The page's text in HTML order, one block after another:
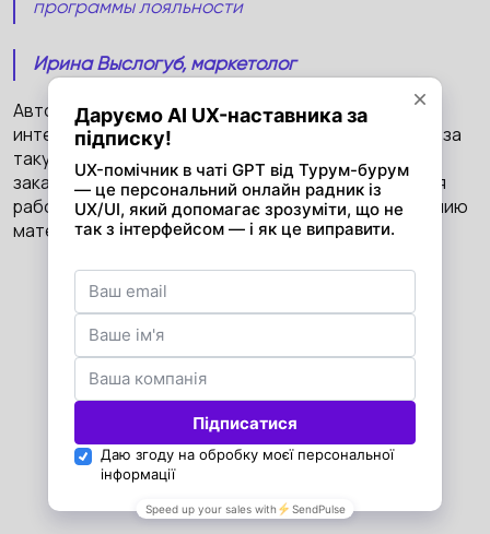
программы лояльности
Ирина Выслогуб, маркетолог
Авторы отзывов охотно идут на контакт. Нас
интересовали причины, по которым можно взяться за
такую работу, размер оплаты, какие ресурсы
заказывают отзывы, сколько времени посвящается
работе, самые странные заказы и подход к написанию
материала.
Из переписки с автором отзывов